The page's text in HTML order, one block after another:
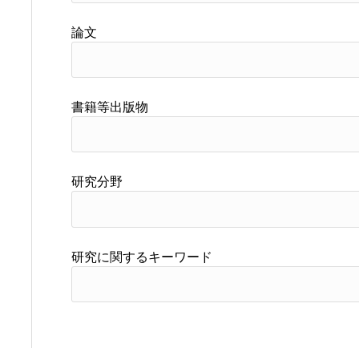
論文
書籍等出版物
研究分野
研究に関するキーワード